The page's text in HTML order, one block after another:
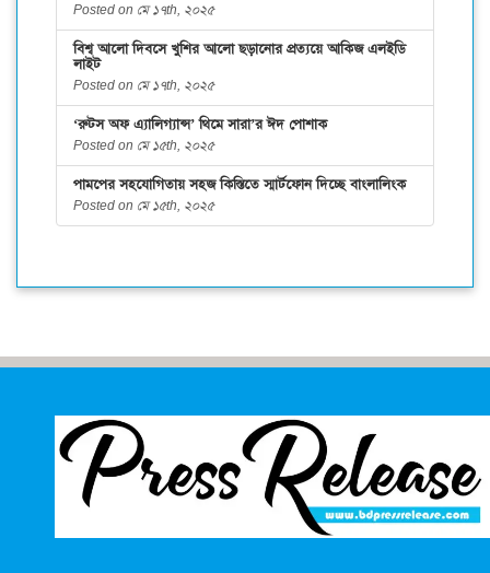
Posted on মে ১৭th, ২০২৫
বিশ্ব আলো দিবসে খুশির আলো ছড়ানোর প্রত্যয়ে আকিজ এলইডি
লাইট
Posted on মে ১৭th, ২০২৫
‘রুটস অফ এ্যালিগ্যান্স’ থিমে সারা’র ঈদ পোশাক
Posted on মে ১৫th, ২০২৫
পামপের সহযোগিতায় সহজ কিস্তিতে স্মার্টফোন দিচ্ছে বাংলালিংক
Posted on মে ১৫th, ২০২৫